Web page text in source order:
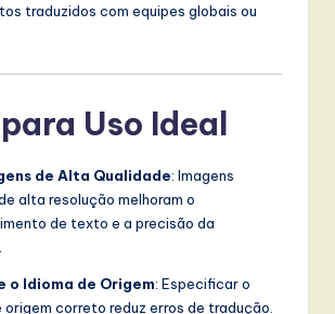
traduzidos com equipes globais ou
Uso Ideal
de Alta Qualidade: Imagens
alta resolução melhoram o
de texto e a precisão da
o Idioma de Origem: Especificar o
origem correto reduz erros de tradução.